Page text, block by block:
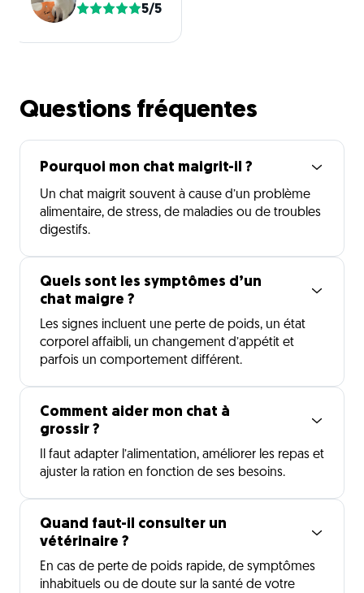
5/5
Questions fréquentes
Pourquoi mon chat maigrit-il ?
Un chat maigrit souvent à cause d’un problème
alimentaire, de stress, de maladies ou de troubles
digestifs.
Quels sont les symptômes d’un
chat maigre ?
Les signes incluent une perte de poids, un état
corporel affaibli, un changement d’appétit et
parfois un comportement différent.
Comment aider mon chat à
grossir ?
Il faut adapter l’alimentation, améliorer les repas et
ajuster la ration en fonction de ses besoins.
Quand faut-il consulter un
vétérinaire ?
En cas de perte de poids rapide, de symptômes
inhabituels ou de doute sur la santé de votre